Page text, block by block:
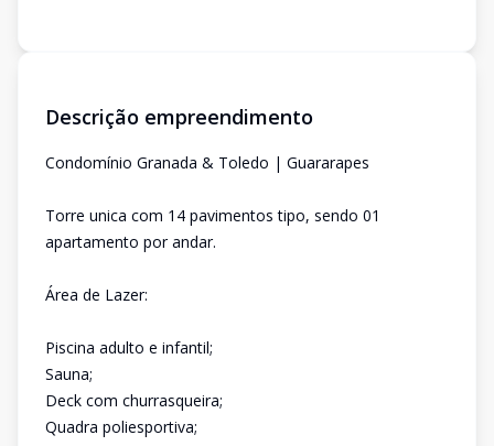
Descrição empreendimento
Condomínio Granada & Toledo | Guararapes
Torre unica com 14 pavimentos tipo, sendo 01
apartamento por andar.
Área de Lazer:
Piscina adulto e infantil;
Sauna;
Deck com churrasqueira;
Quadra poliesportiva;